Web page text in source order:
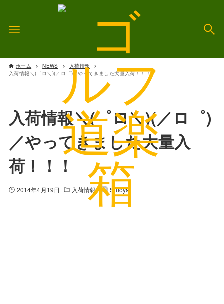
ホーム NEWS
入荷情報
入荷情報＼(゜ロ＼)(／ロ゜)／やってきました大量入荷！！！
入荷情報＼(゜ロ＼)(／ロ゜)
／やってきました大量入
荷！！！
2014年4月19日 入荷情報 Shioya